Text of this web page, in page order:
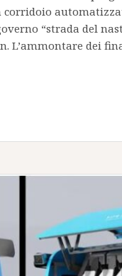
corridoio
“strada del
L’ammontare dei